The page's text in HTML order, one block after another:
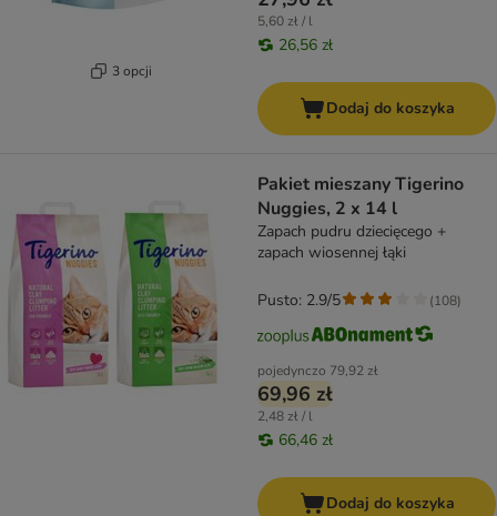
3 opcji
5,60 zł / l
26,56 zł
Dodaj do koszyka
Pakiet mieszany Tigerino
Nuggies, 2 x 14 l
Zapach pudru dziecięcego +
zapach wiosennej łąki
pojedynczo 79,92 zł
69,96 zł
2,48 zł / l
66,46 zł
Pusto: 2.9/5 (108)
Dodaj do koszyka